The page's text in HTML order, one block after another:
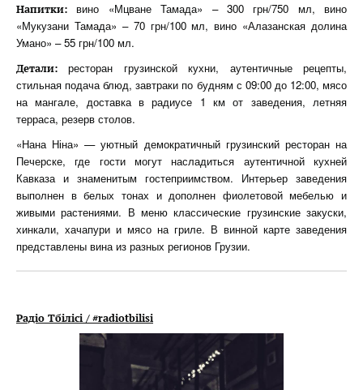
Напитки: вино «Мцване Тамада» – 300 грн/750 мл, вино
«Мукузани Тамада» – 70 грн/100 мл, вино «Алазанская долина
Умано» – 55 грн/100 мл.
Детали: ресторан грузинской кухни, аутентичные рецепты,
стильная подача блюд, завтраки по будням с 09:00 до 12:00, мясо
на мангале, доставка в радиусе 1 км от заведения, летняя
терраса, резерв столов.
«Нана Ніна» — уютный демократичный грузинский ресторан на
Печерске, где гости могут насладиться аутентичной кухней
Кавказа и знаменитым гостеприимством. Интерьер заведения
выполнен в белых тонах и дополнен фиолетовой мебелью и
живыми растениями. В меню классические грузинские закуски,
хинкали, хачапури и мясо на гриле. В винной карте заведения
представлены вина из разных регионов Грузии.
Радіо Тбілісі / #radiotbilisi